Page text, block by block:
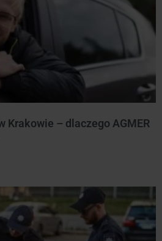
Krakowie – dlaczego AGMER